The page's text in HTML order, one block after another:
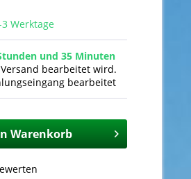
Werktage
und 35 Minuten
bearbeitet wird.
bearbeitet
Warenkorb